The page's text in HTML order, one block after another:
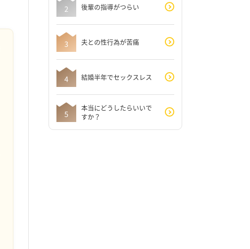
後輩の指導がつらい
夫との性行為が苦痛
結婚半年でセックスレス
本当にどうしたらいいで
すか？